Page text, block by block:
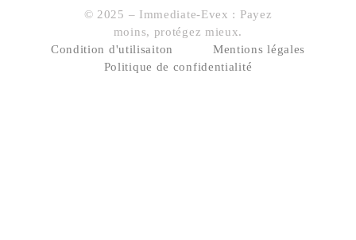
© 2025 – Immediate-Evex : Payez
moins, protégez mieux.
Condition d'utilisaiton
Mentions légales
Politique de confidentialité